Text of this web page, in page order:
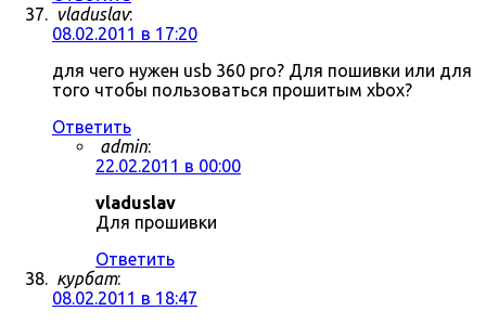
vladuslav:
08.02.2011 в 17:20
для чего нужен usb 360 pro? Для пошивки или для
того чтобы пользоваться прошитым xbox?
Ответить
admin:
22.02.2011 в 00:00
vladuslav
Для прошивки
Ответить
курбат:
08.02.2011 в 18:47